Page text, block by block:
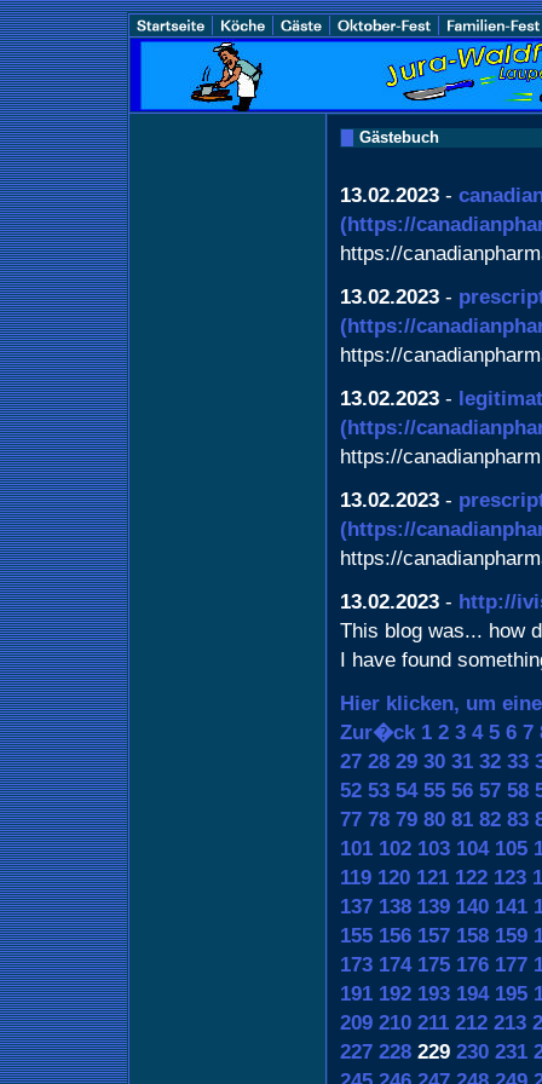
Gästebuch
13.02.2023 -
(https://
https://
13.02.2023 -
(https://
https://
13.02.2023 -
(https://
https://
13.02.2023 -
(https://
https://
13.02.2023 - http://
This blog was... how
I have found
Hier klicken, um
Zur�ck 1 2 3 4 5 6 7
27 28 29 30 31 32 33
52 53 54 55 56 57 58
77 78 79 80 81 82 83
101 102 103 104 105
119 120 121 122 123
137 138 139 140 141
155 156 157 158 159
173 174 175 176 177
191 192 193 194 195
209 210 211 212 213
227 228 229 230 231